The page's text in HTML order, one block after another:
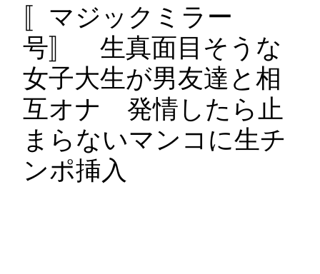
〚マジックミラー
号〛 生真面目そうな
女子大生が男友達と相
互オナ 発情したら止
まらないマンコに生チ
ンポ挿入